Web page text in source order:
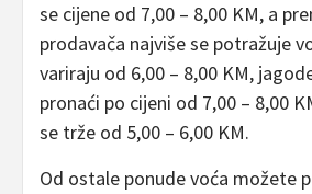
se cijene od 7,00 – 8,00 KM, a
prodavača najviše se potražuje
variraju od 6,00 – 8,00 KM,
pronaći po cijeni od 7,00 – 8,00
se trže od 5,00 – 6,00 KM.
Od ostale ponude voća možete